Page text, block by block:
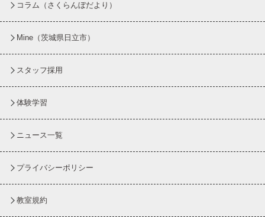
コラム （さくらんぼだより）
Mine（茨城県日立市）
スタッフ採用
体験学習
ニュース一覧
プライバシーポリシー
教室規約